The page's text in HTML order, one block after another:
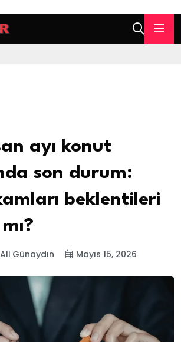
ayı konut
son durum:
beklentileri
Günaydın Mayıs 15, 2026